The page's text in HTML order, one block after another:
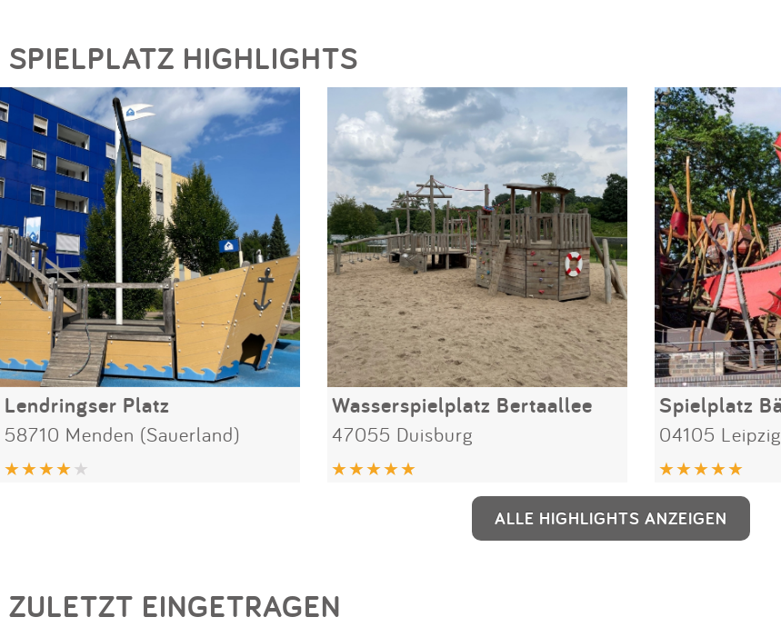
SPIELPLATZ HIGHLIGHTS
Lendringser Platz
58710 Menden (Sauerland)
Wasserspielplatz Bertaallee
47055 Duisburg 04105 Leipzig
ALLE HIGHLIGHTS ANZEIGEN
ZULETZT EINGETRAGEN